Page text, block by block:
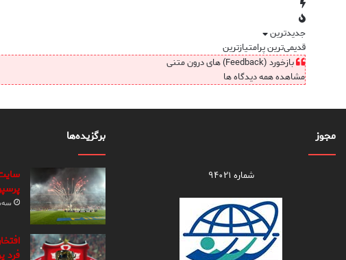
جدیدترین
قدیمی‌ترینپرامتیازترین
بازخورد (Feedback) های درون متنی
مشاهده همه دیدگاه ها
مجوز
شماره ۹۴۰۲۱
برگزیده‌ها
سه‌شنبه
فرد